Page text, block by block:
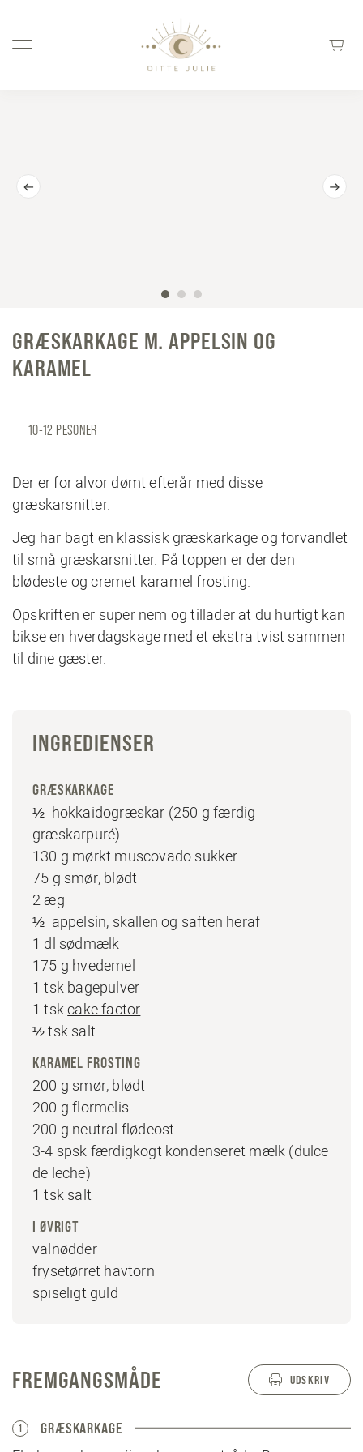
GRÆSKARKAGE M. APPELSIN OG
KARAMEL
10-12 PESONER
Der er for alvor dømt efterår med disse
græskarsnitter.
Jeg har bagt en klassisk græskarkage og forvandlet
til små græskarsnitter. På toppen er der den
blødeste og cremet karamel frosting.
Opskriften er super nem og tillader at du hurtigt kan
bikse en hverdagskage med et ekstra tvist sammen
til dine gæster.
INGREDIENSER
GRÆSKARKAGE
½ hokkaidogræskar (250 g færdig
græskarpuré)
130 g mørkt muscovado sukker
75 g smør, blødt
2 æg
½ appelsin, skallen og saften heraf
1 dl sødmælk
175 g hvedemel
1 tsk bagepulver
1 tskcake factor
½ tsk salt
KARAMEL FROSTING
200 g smør, blødt
200 g flormelis
200 g neutral flødeost
3-4 spsk færdigkogt kondenseret mælk (dulce
de leche)
1 tsk salt
I ØVRIGT
valnødder
frysetørret havtorn
spiseligt guld
FREMGANGSMÅDE UDSKRIV
1 GRÆSKARKAGE